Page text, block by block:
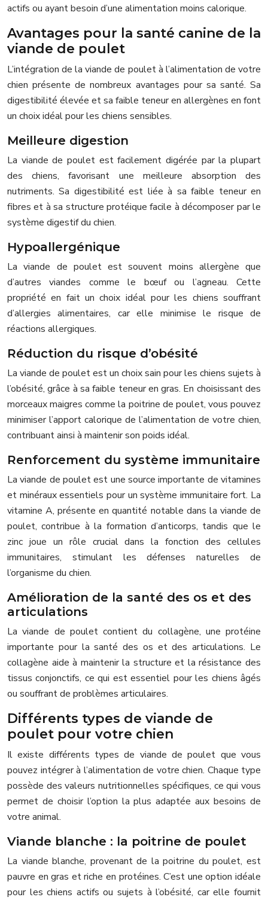
actifs ou ayant besoin d’une alimentation moins calorique.
Avantages pour la santé canine de la
viande de poulet
L’intégration de la viande de poulet à l’alimentation de votre
chien présente de nombreux avantages pour sa santé. Sa
digestibilité élevée et sa faible teneur en allergènes en font
un choix idéal pour les chiens sensibles.
Meilleure digestion
La viande de poulet est facilement digérée par la plupart
des chiens, favorisant une meilleure absorption des
nutriments. Sa digestibilité est liée à sa faible teneur en
fibres et à sa structure protéique facile à décomposer par le
système digestif du chien.
Hypoallergénique
La viande de poulet est souvent moins allergène que
d’autres viandes comme le bœuf ou l’agneau. Cette
propriété en fait un choix idéal pour les chiens souffrant
d’allergies alimentaires, car elle minimise le risque de
réactions allergiques.
Réduction du risque d’obésité
La viande de poulet est un choix sain pour les chiens sujets à
l’obésité, grâce à sa faible teneur en gras. En choisissant des
morceaux maigres comme la poitrine de poulet, vous pouvez
minimiser l’apport calorique de l’alimentation de votre chien,
contribuant ainsi à maintenir son poids idéal.
Renforcement du système immunitaire
La viande de poulet est une source importante de vitamines
et minéraux essentiels pour un système immunitaire fort. La
vitamine A, présente en quantité notable dans la viande de
poulet, contribue à la formation d’anticorps, tandis que le
zinc joue un rôle crucial dans la fonction des cellules
immunitaires, stimulant les défenses naturelles de
l’organisme du chien.
Amélioration de la santé des os et des
articulations
La viande de poulet contient du collagène, une protéine
importante pour la santé des os et des articulations. Le
collagène aide à maintenir la structure et la résistance des
tissus conjonctifs, ce qui est essentiel pour les chiens âgés
ou souffrant de problèmes articulaires.
Différents types de viande de
poulet pour votre chien
Il existe différents types de viande de poulet que vous
pouvez intégrer à l’alimentation de votre chien. Chaque type
possède des valeurs nutritionnelles spécifiques, ce qui vous
permet de choisir l’option la plus adaptée aux besoins de
votre animal.
Viande blanche : la poitrine de poulet
La viande blanche, provenant de la poitrine du poulet, est
pauvre en gras et riche en protéines. C’est une option idéale
pour les chiens actifs ou sujets à l’obésité, car elle fournit